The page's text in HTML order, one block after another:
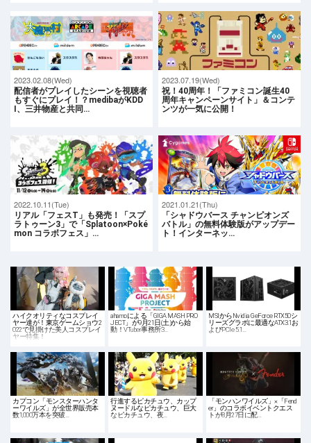
2023.02.08(Wed)
配信者がプレイしたシーンを視聴者
もすぐにプレイ！？medibaがKDD
I、三井物産と共同…
2023.07.19(Wed)
祝！40周年！「ファミコン誕生40
周年キャンペーンサイト」＆コンテ
ンツが一気に公開！
2022.10.11(Tue)
リアル「フェスT」も発売！「スプ
ラトゥーン3」で「Splatoon×Poké
mon コラボフェス」…
2021.01.21(Thu)
「シャドウバース チャンピオンズ
バトル」の無料体験版がアップデー
ト！インターネッ…
ハイクオリティなコスプレイ
ヤー達が！東京ゲームショウ2
022で見掛けた美人コスプレイ
ヤー特集！
ahamoによる「GIGA MASH PRO
JECT」が9月21日(土)から始
動！VTuber事務所3…
MSIからNvidia GeForce RTX50シ
リーズグラボに最適なATX3.1お
よびPCIe 5.1…
カプコン「モンスターハンタ
ーワイルズ」が全世界販売本
数1,000万本を突破…
行進するピカチュウ、カップ
ヌードルなピカチュウ、巨大
なピカチュウ、夜…
「モンハンワイルズ」×「Fend
er」のコラボイベントクエス
トが8月27日に配…